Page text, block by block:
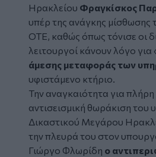
Ηρακλείου Φραγκίσκος
υπέρ της ανάγκης μίσθωσης
ΟΤΕ, καθώς όπως τόνισε οι
λειτουργοί κάνουν λόγο
άμεσης μεταφοράς των
υφιστάμενο κτήριο.
Την αναγκαιότητα για πλήρη
αντισεισμική θωράκιση του
Δικαστικού Μεγάρου
την πλευρά του στον
Γιώργο Φλωρίδη ο